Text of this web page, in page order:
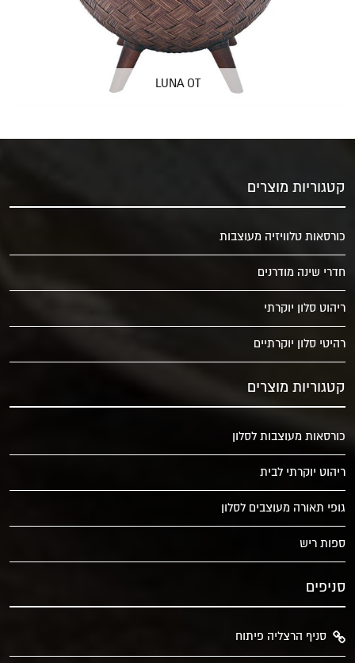
LUNA OT
קטגוריות מוצרים
כורסאות טלוויזיה מעוצבות
חדרי שינה מודרנים
ריהוט סלון יוקרתי
רהיטי סלון יוקרתיים
קטגוריות מוצרים
כורסאות מעוצבות לסלון
ריהוט יוקרתי לבית
גופי תאורה מעוצבים לסלון
ספות ריש
סניפים
סניף הרצליה פיתוח